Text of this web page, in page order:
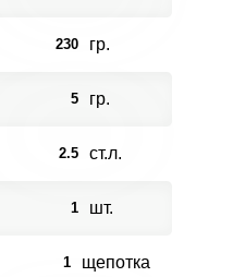
230 гр.
5 гр.
2.5 ст.л.
1 шт.
1 щепотка